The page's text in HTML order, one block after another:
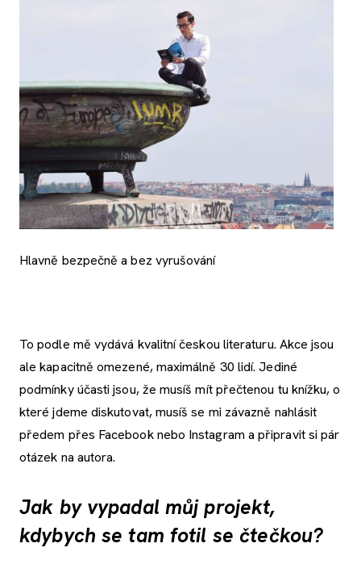
Hlavně bezpečně a bez vyrušování
To podle mě vydává kvalitní českou literaturu. Akce jsou
ale kapacitně omezené, maximálně 30 lidí. Jediné
podmínky účasti jsou, že musíš mít přečtenou tu knížku, o
které jdeme diskutovat, musíš se mi závazně nahlásit
předem přes Facebook nebo Instagram a připravit si pár
otázek na autora.
Jak by vypadal můj projekt,
kdybych se tam fotil se čtečkou?